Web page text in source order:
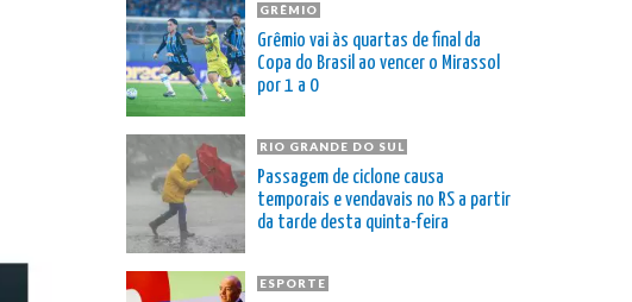
GRÊMIO
Grêmio vai às quartas de final da
Copa do Brasil ao vencer o Mirassol
por 1 a 0
RIO GRANDE DO SUL
Passagem de ciclone causa
temporais e vendavais no RS a partir
da tarde desta quinta-feira
ESPORTE